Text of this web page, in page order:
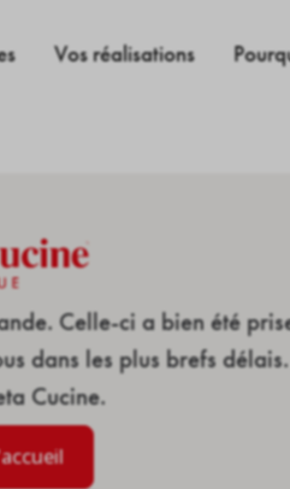
Vos réalisations
Celle-ci a bien été
dans les plus brefs délais.
Cucine.